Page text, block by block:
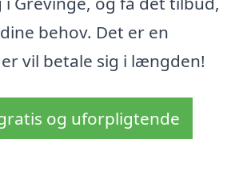
behov. Det er en
vil betale sig i længden!
og uforpligtende